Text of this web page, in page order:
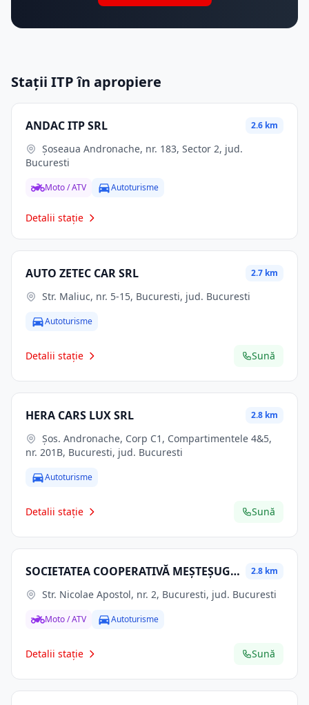
Stații ITP în apropiere
ANDAC ITP SRL 2.6 km
Bucuresti
Moto / ATV Autoturisme
Detalii stație
AUTO ZETEC CAR SRL 2.7 km
Str. Maliuc, nr. 5-15, Bucuresti, jud. Bucuresti
Autoturisme
Detalii stație Sună
HERA CARS LUX SRL 2.8 km
nr. 201B, Bucuresti, jud. Bucuresti
Autoturisme
Detalii stație Sună
SOCIETATEA COOPERATIVĂ MEŞTEŞUGĂREASCĂ AUTOMECANICA SCM 2.8 km
Str. Nicolae Apostol, nr. 2, Bucuresti, jud. Bucuresti
Moto / ATV Autoturisme
Detalii stație Sună